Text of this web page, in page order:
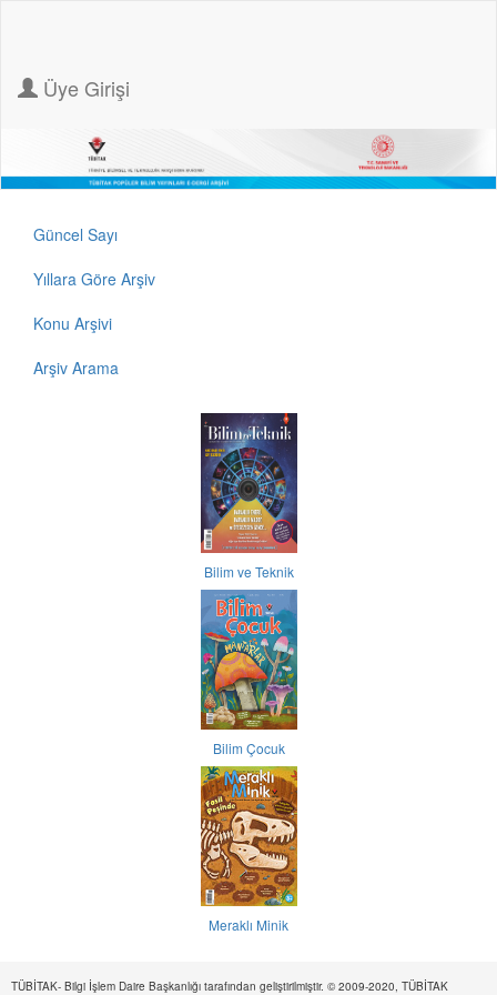
Üye Girişi
Güncel Sayı
Yıllara Göre Arşiv
Konu Arşivi
Arşiv Arama
Bilim ve Teknik
Bilim Çocuk
Meraklı Minik
TÜBİTAK- Bilgi İşlem Daire Başkanlığı tarafından geliştirilmiştir. © 2009-2020, TÜBİTAK